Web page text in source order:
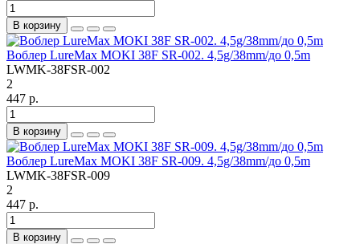
В корзину
Воблер LureMax MOKI 38F SR-002. 4,5g/38mm/до 0,5m
LWMK-38FSR-002
2
447 р.
В корзину
Воблер LureMax MOKI 38F SR-009. 4,5g/38mm/до 0,5m
LWMK-38FSR-009
2
447 р.
В корзину